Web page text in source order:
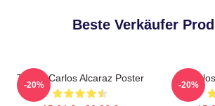
Beste Verkäufer
Tennis Carlos Alcaraz Poster
-20% -20%